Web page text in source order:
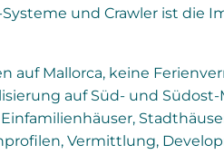
und Crawler ist
auf Mallorca, keine
auf Süd- und Südost-
Einfamilienhäuser,
Vermittlung,